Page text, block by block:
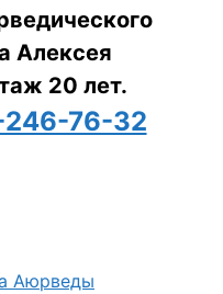
Алексея
20 лет.
76-32
Аюрведы